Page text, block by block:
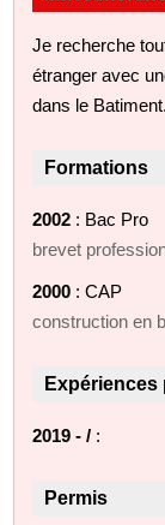
Je recherche
étranger avec
dans le Batiment.
Formations
2002 : Bac Pro
brevet
2000 : CAP
construction en
2019 - / :
Permis